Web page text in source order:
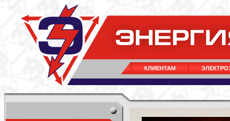
КЛИЕНТАМ